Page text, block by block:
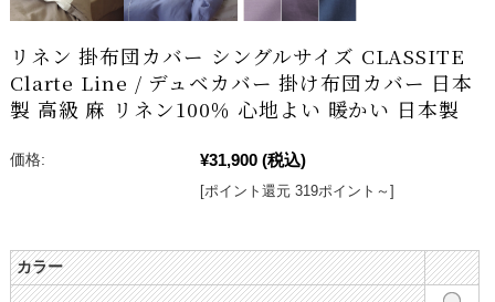
リネン 掛布団カバー シングルサイズ CLASSITE
Clarte Line / デュベカバー 掛け布団カバー 日本
製 高級 麻 リネン100％ 心地よい 暖かい 日本製
価格: ¥31,900 (税込)
[ポイント還元 319ポイント～]
カラー